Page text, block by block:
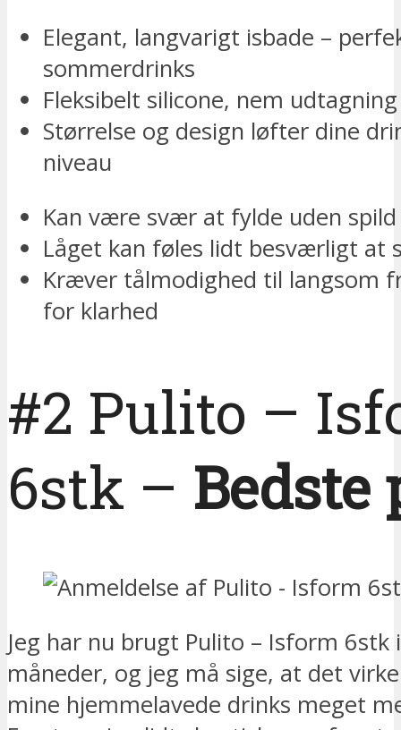
Elegant, langvarigt isbade –
sommerdrinks
Fleksibelt silicone, nem udtagning
Størrelse og design løfter dine
niveau
Kan være svær at fylde uden spild
Låget kan føles lidt besværligt at
Kræver tålmodighed til langsom
for klarhed
#2 Pulito –
6stk – Bedste
Jeg har nu brugt Pulito – Isform 6stk
måneder, og jeg må sige, at det
mine hjemmelavede drinks meget